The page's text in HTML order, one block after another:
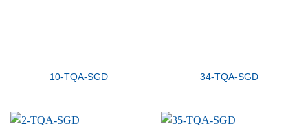
10-TQA-SGD 34-TQA-SGD